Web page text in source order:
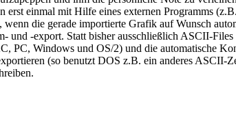
einmal mit Hilfe eines externen Programms
die gerade importierte Grafik auf Wunsch
und -export. Statt bisher ausschließlich ASCII-
PC, Windows und OS/2) und die automatische
(so benutzt DOS z.B. ein anderes